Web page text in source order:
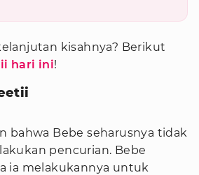
kisahnya? Berikut
hari ini!
bahwa Bebe seharusnya tidak
pencurian. Bebe
ia melakukannya untuk